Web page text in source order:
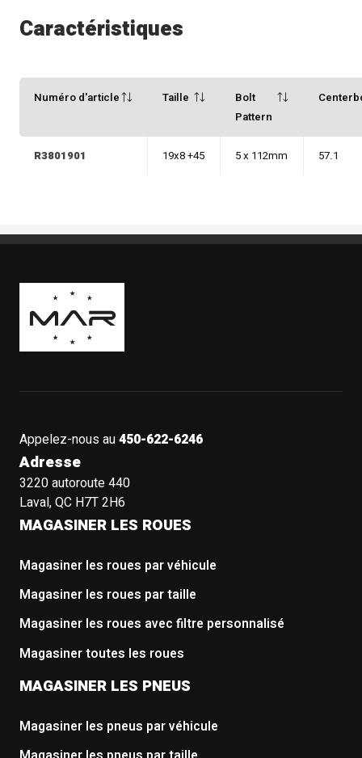
Caractéristiques
Numéro d'article Taille
Bolt
Pattern
R3801901 19x8 +45 5 x 112mm 57.1
Boutique Mags à Rabais
Appelez-nous au450-622-6246
Adresse
3220 autoroute 440
Laval, QC H7T 2H6
MAGASINER LES ROUES
Magasiner les roues par véhicule
Magasiner les roues par taille
Magasiner les roues avec filtre personnalisé
Magasiner toutes les roues
MAGASINER LES PNEUS
Magasiner les pneus par véhicule